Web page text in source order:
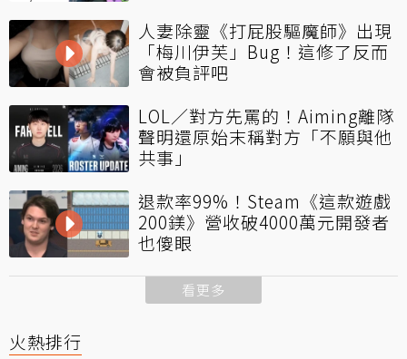
人妻除靈《打屁股驅魔師》出現
「梅川伊芙」Bug！這修了反而
會被負評吧
LOL／對方先罵的！Aiming離隊
聲明還原始末稱對方「不願與他
共事」
退款率99%！Steam《這款遊戲
200鎂》營收破4000萬元開發者
也傻眼
看更多
火熱排行